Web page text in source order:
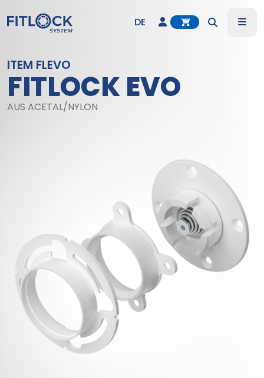
Account
DE
ES
Search
ITEM FLEVO
FITLOCK EVO
AUS ACETAL/NYLON